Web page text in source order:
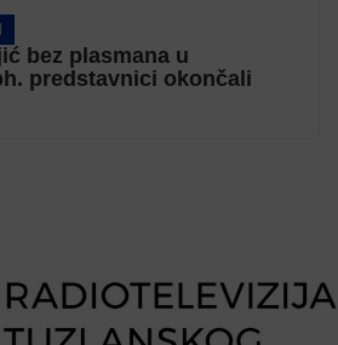
bez plasmana u
predstavnici okončali